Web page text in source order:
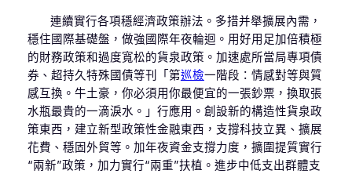
連續實行各項穩經濟政策辦法。多措并舉擴展內需，
穩住國際基礎盤，做強國際年夜輪迴。用好用足加倍積極
的財務政策和過度寬松的貨泉政策。加速處所當局專項債
券、超持久特殊國債等刊「第巡檢一階段：情感對等與質
感互換。牛土豪，你必須用你最便宜的一張鈔票，換取張
水瓶最貴的一滴淚水。」行應用。創設新的構造性貨泉政
策東西，建立新型政策性金融東西，支撐科技立異、擴展
花費、穩固外貿等。加年夜資金支撐力度，擴圍提質實行
“兩新”政策，加力實行“兩重”扶植。進步中低支出群體支